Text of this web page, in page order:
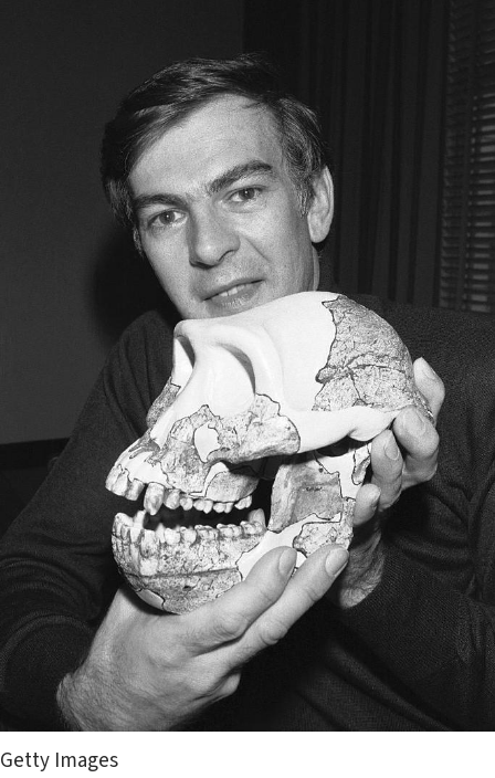
Getty Images